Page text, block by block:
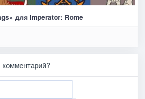
для Imperator: Rome